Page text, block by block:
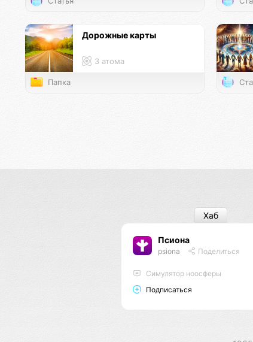
Дорожные карты
3 атома
Папка
Псиона
psiona Поделиться
Cимулятор ноосферы
Подписаться
Хаб